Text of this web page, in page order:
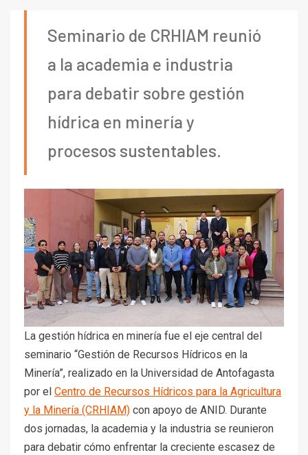
Seminario de CRHIAM reunió
a la academia e industria
para debatir sobre gestión
hídrica en minería y
procesos sustentables.
La gestión hídrica en minería fue el eje central del
seminario “Gestión de Recursos Hídricos en la
Minería”, realizado en la Universidad de Antofagasta
por el Centro de Recursos Hídricos para la Agricultura
y la Minería (CRHIAM) con apoyo de ANID. Durante
dos jornadas, la academia y la industria se reunieron
para debatir cómo enfrentar la creciente escasez de